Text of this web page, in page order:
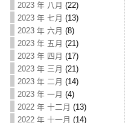
2023 年 八月 (22)
2023 年 七月 (13)
2023 年 六月 (8)
2023 年 五月 (21)
2023 年 四月 (17)
2023 年 三月 (21)
2023 年 二月 (14)
2023 年 一月 (4)
2022 年 十二月 (13)
2022 年 十一月 (14)